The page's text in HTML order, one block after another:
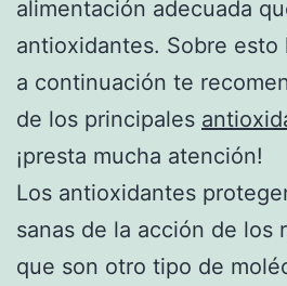
alimentación adecuada
antioxidantes. Sobre esto
a continuación te
de los principales
¡presta mucha atención!
Los antioxidantes
sanas de la acción de los
que son otro tipo de